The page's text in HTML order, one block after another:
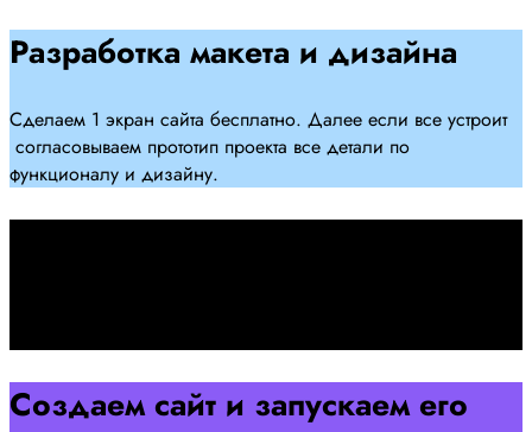
Разработка макета и дизайна
Сделаем 1 экран сайта бесплатно. Далее если все устроит
согласовываем прототип проекта все детали по
функционалу и дизайну.
Создаем сайт и запускаем его